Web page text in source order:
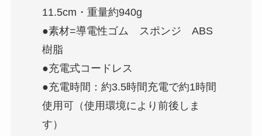
11.5cm・重量約940g
●素材=導電性ゴム スポンジ ABS
樹脂
●充電式コードレス
●充電時間：約3.5時間充電で約1時間
使用可（使用環境により前後しま
す）